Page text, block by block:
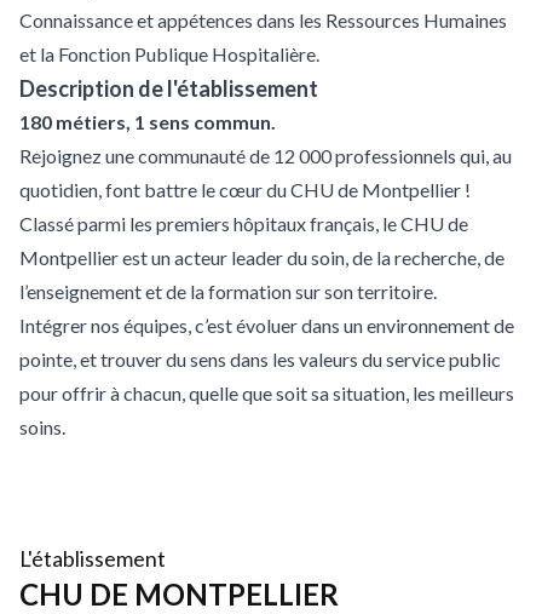
Connaissance et appétences dans les Ressources Humaines
et la Fonction Publique Hospitalière.
Description de l'établissement
180 métiers, 1 sens commun.
Rejoignez une communauté de 12 000 professionnels qui, au
quotidien, font battre le cœur du CHU de Montpellier !
Classé parmi les premiers hôpitaux français, le CHU de
Montpellier est un acteur leader du soin, de la recherche, de
l’enseignement et de la formation sur son territoire.
Intégrer nos équipes, c’est évoluer dans un environnement de
pointe, et trouver du sens dans les valeurs du service public
pour offrir à chacun, quelle que soit sa situation, les meilleurs
soins.
L'établissement
CHU DE MONTPELLIER